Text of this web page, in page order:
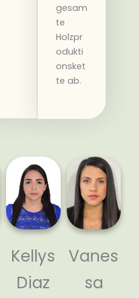
gesam
te
Holzpr
odukti
onsket
te ab.
Kellys
Diaz
Vanes
sa